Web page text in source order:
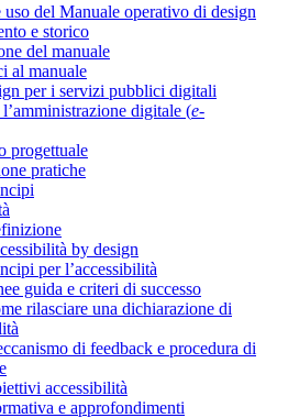
uso del Manuale operativo di design
e storico
del manuale
al manuale
per i servizi pubblici digitali
digitale (e-
progettuale
pratiche
by design
per l’accessibilità
guida e criteri di successo
rilasciare una dichiarazione di
di feedback e procedura di
accessibilità
e approfondimenti